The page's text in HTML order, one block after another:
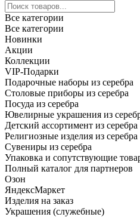
Все категории
Все категории
Новинки
Акции
Коллекции
VIP-Подарки
Подарочные наборы из серебра
Столовые приборы из серебра
Посуда из серебра
Ювелирные украшения из
Детский ассортимент из серебра
Религиозные изделия из серебра
Сувениры из серебра
Упаковка и сопутствующие
Полный каталог для партнеров
Озон
ЯндексМаркет
Изделия на заказ
Украшения (служебные)